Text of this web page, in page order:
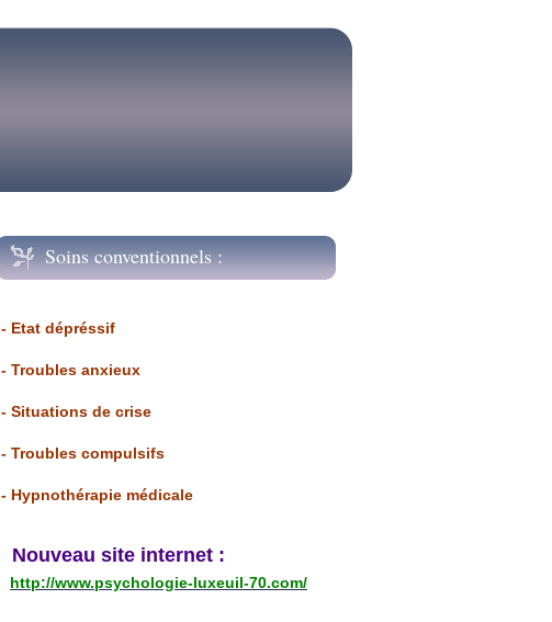
Soins conventionnels :
- Etat dépréssif
- Troubles anxieux
- Situations de crise
- Troubles compulsifs
- Hypnothérapie médicale
Nouveau site internet :
http://www.psychologie-luxeuil-70.com/